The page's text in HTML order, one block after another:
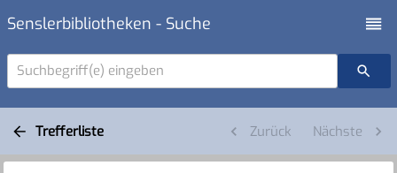
Senslerbibliotheken - Suche
Suchbegriff(e) eingeben
Trefferliste Zurück Nächste